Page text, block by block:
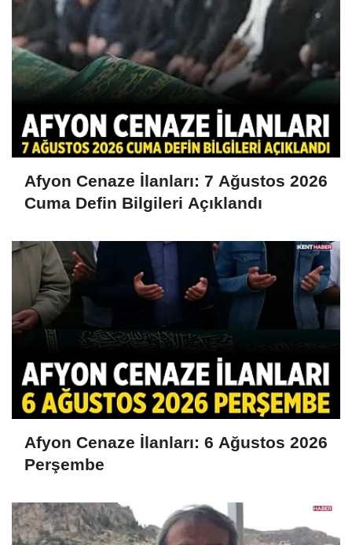
Afyon Cenaze İlanları: 7 Ağustos 2026
Cuma Defin Bilgileri Açıklandı
Afyon Cenaze İlanları: 6 Ağustos 2026
Perşembe